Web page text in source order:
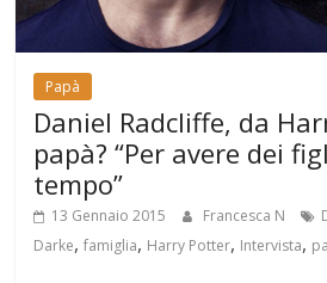
Papà
Daniel Radcliffe, da
papà? “Per avere dei
tempo”
13 Gennaio 2015 Francesca N
Darke,famiglia, Harry Potter, Intervista,